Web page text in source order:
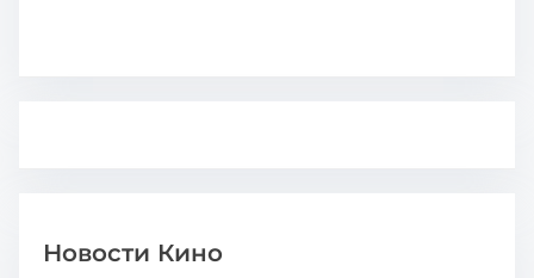
Новости Кино